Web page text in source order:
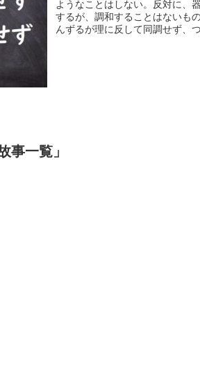
ようなことはしない。反対に、
するが、調和することはないも
んずるが理に反して同調せず、
事一覧」